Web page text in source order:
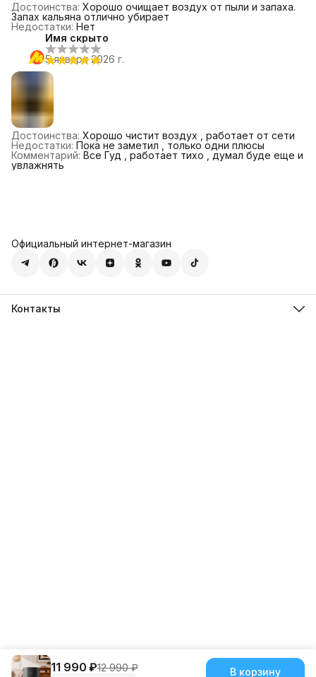
Достоинства: Хорошо очищает воздух от пыли и запаха.
Запах кальяна отлично убирает
Недостатки: Нет
Имя скрыто
5 января 2026 г.
Достоинства: Хорошо чистит воздух , работает от сети
Недостатки: Пока не заметил , только одни плюсы
Комментарий: Все Гуд , работает тихо , думал буде еще и
увлажнять
11 990 ₽12 990 ₽ В корзину
Официальный интернет-магазин
Контакты
ⓒ Smartmi 2026 ОплатаДоставка Правила возвратаРеквизиты